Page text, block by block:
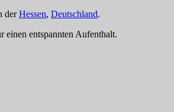
derHessen, Deutschland.
einen entspannten Aufenthalt.